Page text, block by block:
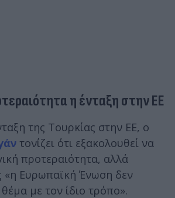
η ένταξη στην ΕΕ
της Τουρκίας στην ΕΕ, ο
τονίζει ότι εξακολουθεί να
προτεραιότητα, αλλά
Ευρωπαϊκή Ένωση δεν
θέμα με τον ίδιο τρόπο».